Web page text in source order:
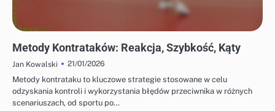
Metody Kontrataków: Reakcja, Szybkość, Kąty
Jan Kowalski
21/01/2026
Metody kontrataku to kluczowe strategie stosowane w celu
odzyskania kontroli i wykorzystania błędów przeciwnika w różnych
scenariuszach, od sportu po…